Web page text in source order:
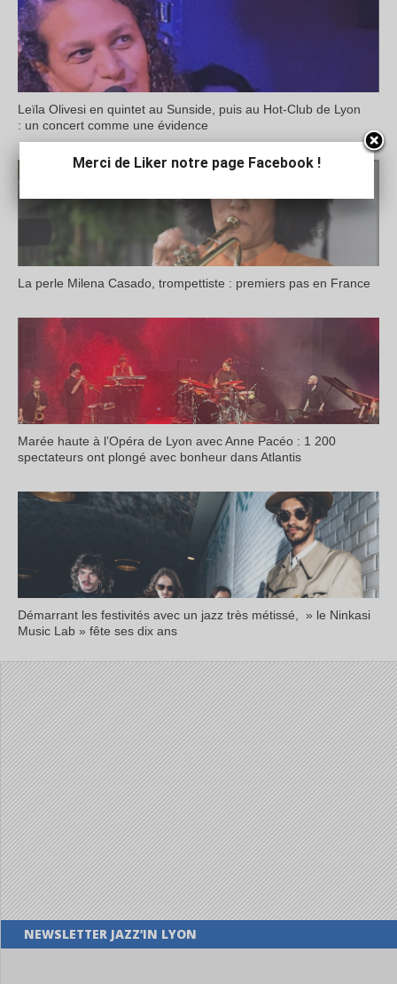
Leïla Olivesi en quintet au Sunside, puis au Hot-Club de Lyon
: un concert comme une évidence
La perle Milena Casado, trompettiste : premiers pas en France
Marée haute à l’Opéra de Lyon avec Anne Pacéo : 1 200
spectateurs ont plongé avec bonheur dans Atlantis
Démarrant les festivités avec un jazz très métissé, » le Ninkasi
Music Lab » fête ses dix ans
NEWSLETTER JAZZ’IN LYON
Merci de Liker notre page Facebook !